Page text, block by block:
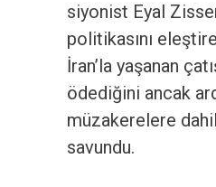
siyonist Eyal
politikasını
İran’la yaşanan
ödediğini ancak
müzakerelere
savundu.